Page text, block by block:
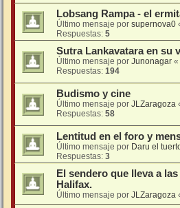
Lobsang Rampa - el
Último mensaje por supernova0
Respuestas: 5
Sutra Lankavatara en su
Último mensaje por Junonagar «
Respuestas: 194
Budismo y cine
Último mensaje por JLZaragoza
Respuestas: 58
Lentitud en el foro y
Último mensaje por Daru el
Respuestas: 3
El sendero que lleva a
Halifax.
Último mensaje por JLZaragoza